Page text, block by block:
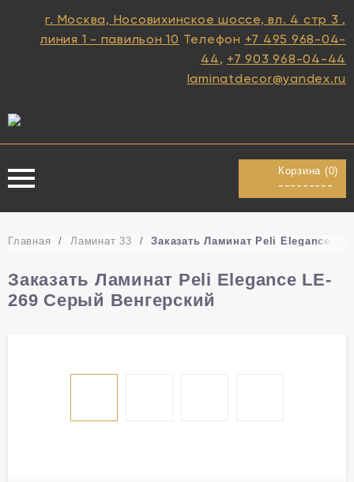
г. Москва, Носовихинское шоссе, вл. 4 стр 3 ,
линия 1 - павильон 10 Телефон +7 495 968-04-
44, +7 903 968-04-44
laminatdecor@yandex.ru
Корзина (0)
---------
Главная / Ламинат 33 / Заказать Ламинат Peli Elegance
Заказать Ламинат Peli Elegance LE-
269 Серый Венгерский